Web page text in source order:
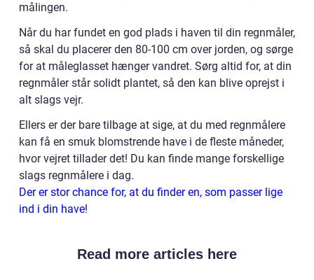
målingen.
Når du har fundet en god plads i haven til din regnmåler,
så skal du placerer den 80-100 cm over jorden, og sørge
for at måleglasset hænger vandret. Sørg altid for, at din
regnmåler står solidt plantet, så den kan blive oprejst i
alt slags vejr.
Ellers er der bare tilbage at sige, at du med regnmålere
kan få en smuk blomstrende have i de fleste måneder,
hvor vejret tillader det! Du kan finde mange forskellige
slags regnmålere i dag.
Der er stor chance for, at du finder en, som passer lige
ind i din have!
Read more articles here